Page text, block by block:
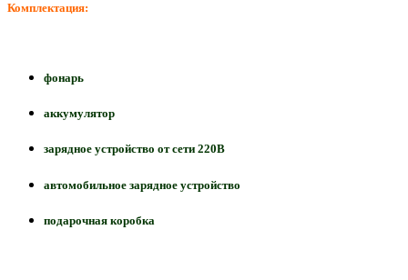
Комплектация:
фонарь
аккумулятор
зарядное устройство от сети 220В
автомобильное зарядное устройство
подарочная коробка